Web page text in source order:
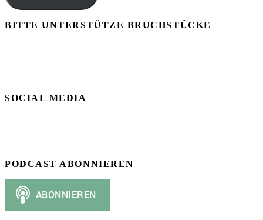
BITTE UNTERSTÜTZE BRUCHSTÜCKE
SOCIAL MEDIA
PODCAST ABONNIEREN